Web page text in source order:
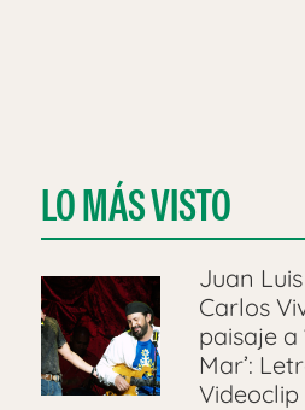
LO MÁS VISTO
Juan
Carlos
paisaje a
Mar’:
Videoclip